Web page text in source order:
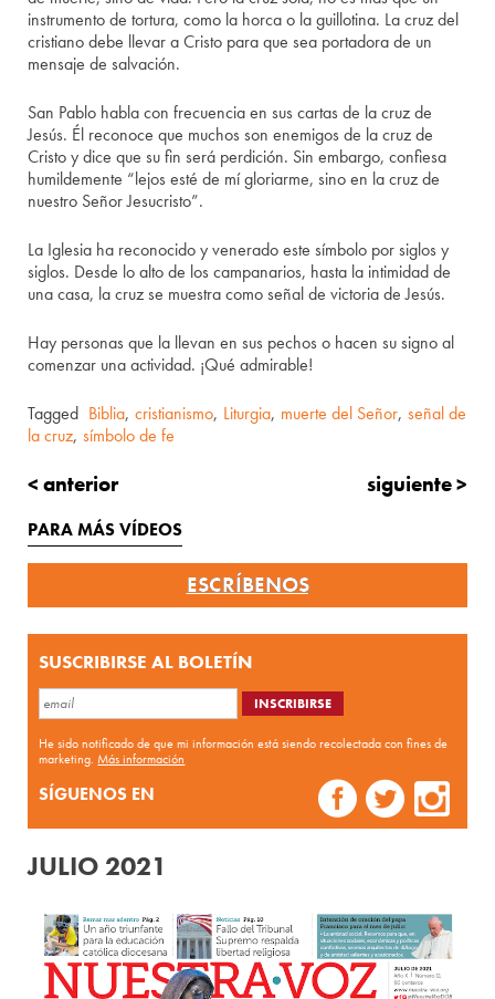
instrumento de tortura, como la horca o la guillotina. La cruz del
cristiano debe llevar a Cristo para que sea portadora de un
mensaje de salvación.
San Pablo habla con frecuencia en sus cartas de la cruz de
Jesús. Él reconoce que muchos son enemigos de la cruz de
Cristo y dice que su fin será perdición. Sin embargo, confiesa
humildemente “lejos esté de mí gloriarme, sino en la cruz de
nuestro Señor Jesucristo”.
La Iglesia ha reconocido y venerado este símbolo por siglos y
siglos. Desde lo alto de los campanarios, hasta la intimidad de
una casa, la cruz se muestra como señal de victoria de Jesús.
Hay personas que la llevan en sus pechos o hacen su signo al
comenzar una actividad. ¡Qué admirable!
Tagged Biblia, cristianismo, Liturgia, muerte del Señor, señal de
la cruz, símbolo de fe
< anterior siguiente >
PARA MÁS VÍDEOS
ESCRÍBENOS
SUSCRIBIRSE AL BOLETÍN
He sido notificado de que mi información está siendo recolectada con fines de
marketing.Más información
SÍGUENOS EN
JULIO 2021